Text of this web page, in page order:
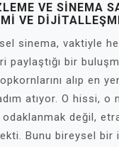
VE SINEMA
VE
sinema, vaktiyle
paylaştığı bir
alıp en
atıyor. O hissi, o
değil,
Bunu bireysel bir